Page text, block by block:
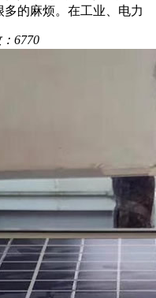
的麻烦。在工业、电力
6770